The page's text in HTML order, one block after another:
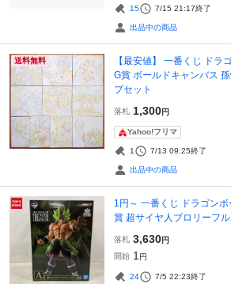
15 7/15 21:17終了
出品中の商品
送料無料
【最安値】 一番くじ ドラ
G賞 ボールドキャンバス
プセット
落札 1,300円
Yahoo!フリマ
1 7/13 09:25終了
出品中の商品
1円～ 一番くじ ドラゴン
賞 超サイヤ人ブロリーフ
落札 3,630円
開始 1 円
24 7/5 22:23終了